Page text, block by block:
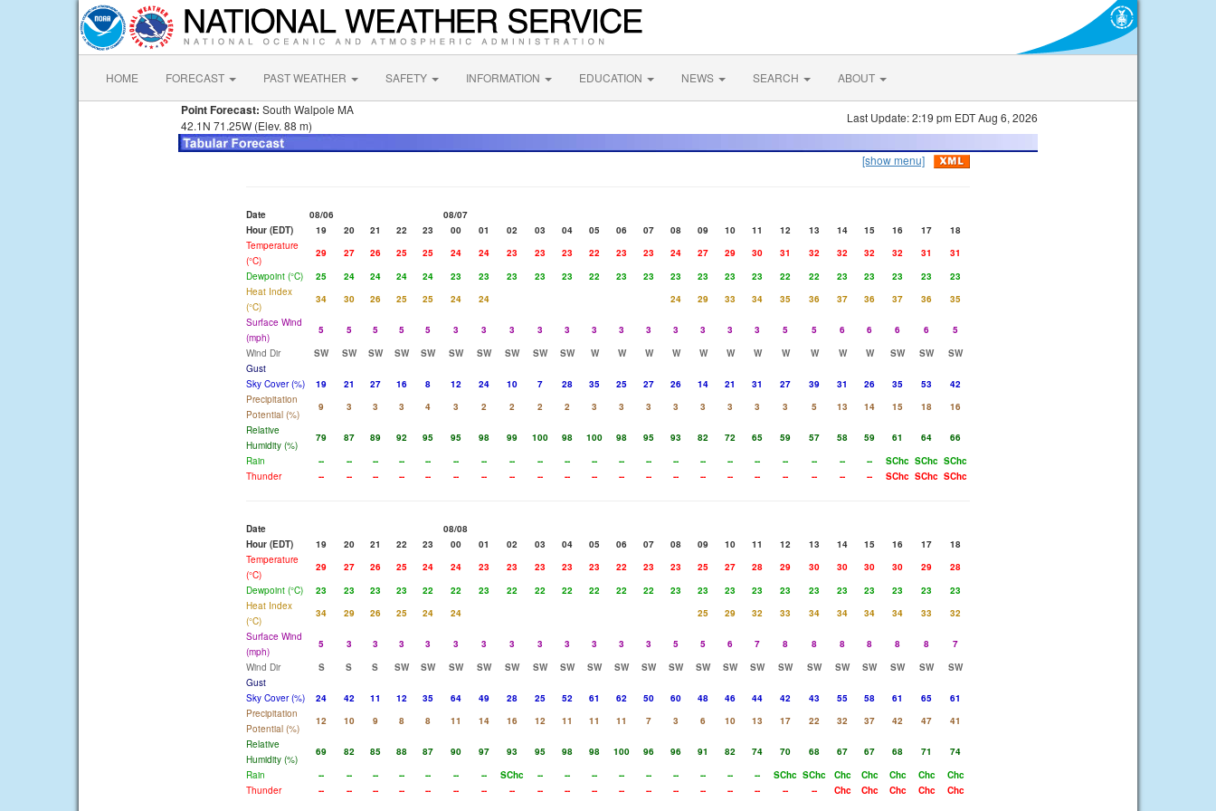
HOME FORECAST PAST WEATHER SAFETY INFORMATION EDUCATION NEWS SEARCH ABOUT
Point Forecast: South Walpole MA
42.1N 71.25W (Elev. 88 m)
Last Update: 2:19 pm EDT Aug 6, 2026
[show menu]
Date 08/06
08/07
Hour (EDT)
19 20 21 22 23 00 01 02 03 04 05 06 07 08 09 10 11 12 13 14 15 16 17
18
Temperature
(°C)
29 27 26 25 25 24 24 23 23 23 22 23 23 24 27 29 30 31 32 32 32 32 31
31
Dewpoint (°C)
25 24 24 24 24 23 23 23 23 23 22 23 23 23 23 23 23 22 22 23 23 23 23
23
Heat Index
(°C)
34 30 26 25 25 24 24 24 29 33 34 35 36 37 36 37 36
35
Surface Wind
(mph)
5 5 5 5 5 3 3 3 3 3 3 3 3 3 3 3 3 5 5 6 6 6 6
5
Wind Dir
SW SW SW SW SW SW SW SW SW SW W W W W W W W W W W W SW SW
SW
Gust
Sky Cover (%)
19 21 27 16 8 12 24 10 7 28 35 25 27 26 14 21 31 27 39 31 26 35 53
42
Precipitation
Potential (%)
9 3 3 3 4 3 2 2 2 2 3 3 3 3 3 3 3 3 5 13 14 15 18
16
Relative
Humidity (%)
79 87 89 92 95 95 98 99 100 98 100 98 95 93 82 72 65 59 57 58 59 61 64
66
Rain
-- -- -- -- -- -- -- -- -- -- -- -- -- -- -- -- -- -- -- -- -- SChc SChc SChc
Thunder
-- -- -- -- -- -- -- -- -- -- -- -- -- -- -- -- -- -- -- -- -- SChc SChc SChc
Date
08/08
Hour (EDT)
19 20 21 22 23 00 01 02 03 04 05 06 07 08 09 10 11 12 13 14 15 16 17
18
Temperature
(°C)
29 27 26 25 24 24 23 23 23 23 23 22 23 23 25 27 28 29 30 30 30 30 29
28
Dewpoint (°C)
23 23 23 23 22 22 23 22 22 22 22 22 22 23 23 23 23 23 23 23 23 23 23
23
Heat Index
(°C)
34 29 26 25 24 24 25 29 32 33 34 34 34 34 33
32
Surface Wind
(mph)
5 3 3 3 3 3 3 3 3 3 3 3 3 5 5 6 7 8 8 8 8 8 8
7
Wind Dir
S S S SW SW SW SW SW SW SW SW SW SW SW SW SW SW SW SW SW SW SW SW
SW
Gust
Sky Cover (%)
24 42 11 12 35 64 49 28 25 52 61 62 50 60 48 46 44 42 43 55 58 61 65
61
Precipitation
Potential (%)
12 10 9 8 8 11 14 16 12 11 11 11 7 3 6 10 13 17 22 32 37 42 47
41
Relative
Humidity (%)
69 82 85 88 87 90 97 93 95 98 98 100 96 96 91 82 74 70 68 67 67 68 71
74
Rain
-- -- -- -- -- -- -- SChc -- -- -- -- -- -- -- -- -- SChc SChc Chc Chc Chc Chc
Chc
Thunder
-- -- -- -- -- -- -- -- -- -- -- -- -- -- -- -- -- -- -- Chc Chc Chc Chc Chc